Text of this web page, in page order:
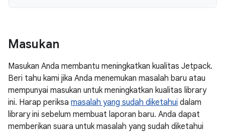
Masukan
Masukan Anda membantu meningkatkan kualitas Jetpack.
Beri tahu kami jika Anda menemukan masalah baru atau
mempunyai masukan untuk meningkatkan kualitas library
ini. Harap periksa masalah yang sudah diketahui dalam
library ini sebelum membuat laporan baru. Anda dapat
memberikan suara untuk masalah yang sudah diketahui